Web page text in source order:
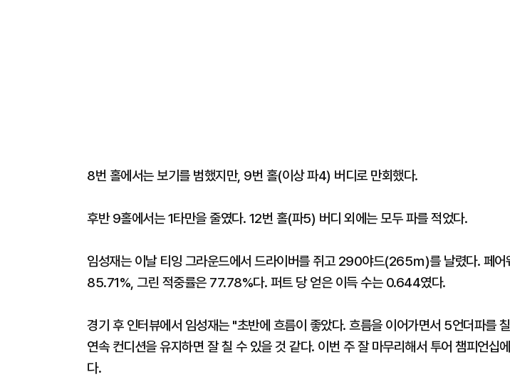
8번 홀에서는 보기를 범했지만, 9번 홀(이상 파4) 버디로 만회했다.
후반 9홀에서는 1타만을 줄였다. 12번 홀(파5) 버디 외에는 모두 파를 적었다.
임성재는 이날 티잉 그라운드에서 드라이버를 쥐고 290야드(265ｍ)를 날렸다. 페어
85.71%, 그린 적중률은 77.78%다. 퍼트 당 얻은 이득 수는 0.644였다.
경기 후 인터뷰에서 임성재는 "초반에 흐름이 좋았다. 흐름을 이어가면서 5언더파를
연속 컨디션을 유지하면 잘 칠 수 있을 것 같다. 이번 주 잘 마무리해서 투어 챔피언십
다.